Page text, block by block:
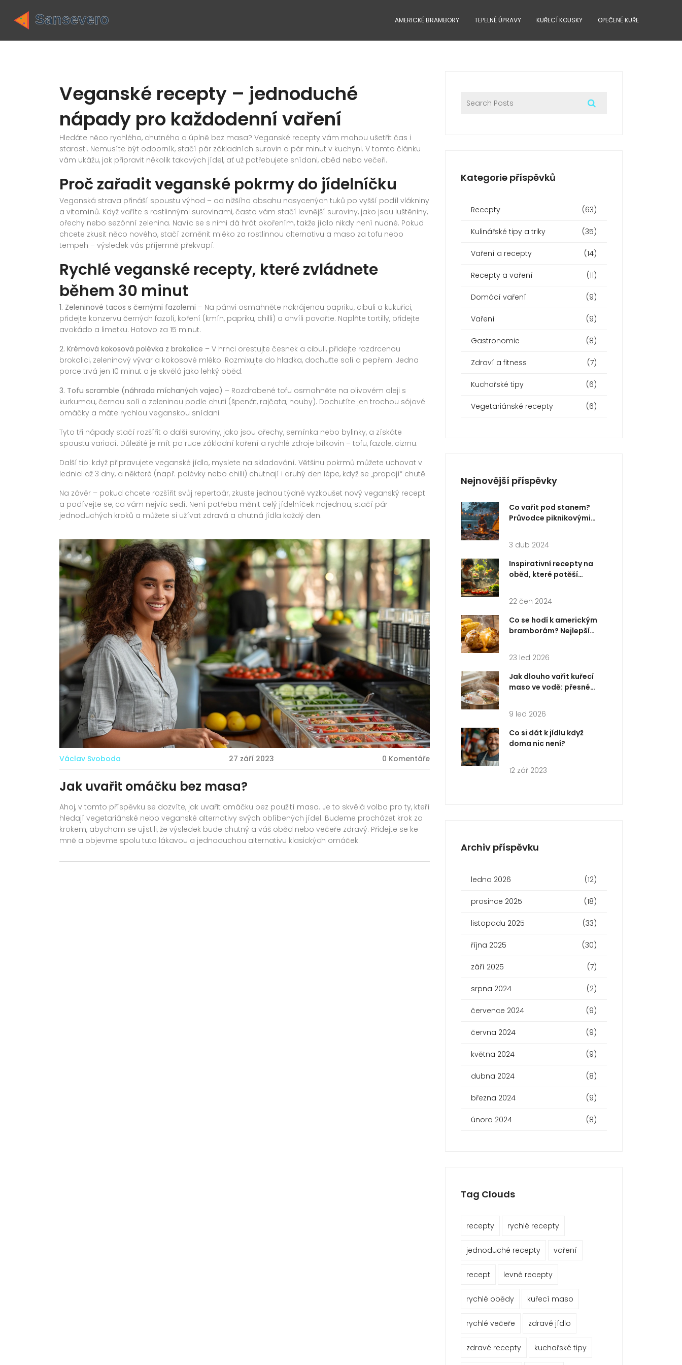
AMERICKÉ BRAMBORY TEPELNÉ ÚPRAVY KUŘECÍ KOUSKY OPEČENÉ KUŘE
Veganské recepty – jednoduché
nápady pro každodenní vaření
Hledáte něco rychlého, chutného a úplně bez masa? Veganské recepty vám mohou ušetřit čas i
starosti. Nemusíte být odborník, stačí pár základních surovin a pár minut v kuchyni. V tomto článku
vám ukážu, jak připravit několik takových jídel, ať už potřebujete snídani, oběd nebo večeři.
Proč zařadit veganské pokrmy do jídelníčku
Veganská strava přináší spoustu výhod – od nižšího obsahu nasycených tuků po vyšší podíl vlákniny
a vitamínů. Když vaříte s rostlinnými surovinami, často vám stačí levnější suroviny, jako jsou luštěniny,
ořechy nebo sezónní zelenina. Navíc se s nimi dá hrát okořením, takže jídlo nikdy není nudné. Pokud
chcete zkusit něco nového, stačí zaměnit mléko za rostlinnou alternativu a maso za tofu nebo
tempeh – výsledek vás příjemně překvapí.
Rychlé veganské recepty, které zvládnete
během 30 minut
1. Zeleninové tacos s černými fazolemi – Na pánvi osmahněte nakrájenou papriku, cibuli a kukuřici,
přidejte konzervu černých fazolí, koření (kmín, papriku, chilli) a chvíli povařte. Naplňte tortilly, přidejte
avokádo a limetku. Hotovo za 15 minut.
2. Krémová kokosová polévka z brokolice – V hrnci orestujte česnek a cibuli, přidejte rozdrcenou
brokolici, zeleninový vývar a kokosové mléko. Rozmixujte do hladka, dochuťte solí a pepřem. Jedna
porce trvá jen 10 minut a je skvělá jako lehký oběd.
3. Tofu scramble (náhrada míchaných vajec) – Rozdrobené tofu osmahněte na olivovém oleji s
kurkumou, černou solí a zeleninou podle chuti (špenát, rajčata, houby). Dochutíte jen trochou sójové
omáčky a máte rychlou veganskou snídani.
Tyto tři nápady stačí rozšířit o další suroviny, jako jsou ořechy, semínka nebo bylinky, a získáte
spoustu variací. Důležité je mít po ruce základní koření a rychlé zdroje bílkovin – tofu, fazole, cizrnu.
Další tip: když připravujete veganské jídlo, myslete na skladování. Většinu pokrmů můžete uchovat v
lednici až 3 dny, a některé (např. polévky nebo chilli) chutnají i druhý den lépe, když se „propojí“ chutě.
Na závěr – pokud chcete rozšířit svůj repertoár, zkuste jednou týdně vyzkoušet nový veganský recept
a podívejte se, co vám nejvíc sedí. Není potřeba měnit celý jídelníček najednou, stačí pár
jednoduchých kroků a můžete si užívat zdravá a chutná jídla každý den.
Václav Svoboda 27 září 2023 0 Komentáře
Jak uvařit omáčku bez masa?
Ahoj, v tomto příspěvku se dozvíte, jak uvařit omáčku bez použití masa. Je to skvělá volba pro ty, kteří
hledají vegetariánské nebo veganské alternativy svých oblíbených jídel. Budeme procházet krok za
krokem, abychom se ujistili, že výsledek bude chutný a váš oběd nebo večeře zdravý. Přidejte se ke
mně a objevme spolu tuto lákavou a jednoduchou alternativu klasických omáček.
Kategorie příspěvků
Recepty (63)
Kulinářské tipy a triky (35)
Vaření a recepty (14)
Recepty a vaření (11)
Domácí vaření (9)
Vaření (9)
Gastronomie (8)
Zdraví a fitness (7)
Kuchařské tipy (6)
Vegetariánské recepty (6)
Nejnovější příspěvky
Co vařit pod stanem?
Průvodce piknikovými
dobrodruha
3 dub 2024
Inspirativní recepty na
oběd, které potěší
22 čen 2024
Co se hodí k americkým
bramborám? Nejlepší
23 led 2026
Jak dlouho vařit kuřecí
maso ve vodě: přesné
celé kuře
9 led 2026
Co si dát k jídlu když
doma nic není?
12 zář 2023
Archiv příspěvku
ledna 2026 (12)
prosince 2025 (18)
listopadu 2025 (33)
října 2025 (30)
září 2025 (7)
srpna 2024 (2)
července 2024 (9)
června 2024 (9)
května 2024 (9)
dubna 2024 (8)
března 2024 (9)
února 2024 (8)
Tag Clouds
recepty rychlé recepty
jednoduché recepty vaření
recept levné recepty
rychlé obědy kuřecí maso
rychlé večeře zdravé jídlo
zdravé recepty kuchařské tipy